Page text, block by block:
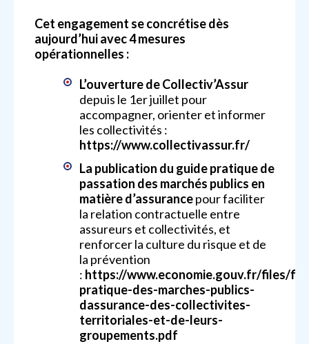
Cet engagement se concrétise dès
aujourd’hui avec 4 mesures
opérationnelles :
L’ouverture de Collectiv’Assur
depuis le 1er juillet pour
accompagner, orienter et informer
les collectivités :
https://www.collectivassur.fr/
La publication du guide pratique de
passation des marchés publics en
matière d’assurancepour faciliter
la relation contractuelle entre
assureurs et collectivités, et
renforcer la culture du risque et de
la prévention
: https://www.economie.gouv.fr/files/
pratique-des-marches-publics-
dassurance-des-collectivites-
territoriales-et-de-leurs-
groupements.pdf